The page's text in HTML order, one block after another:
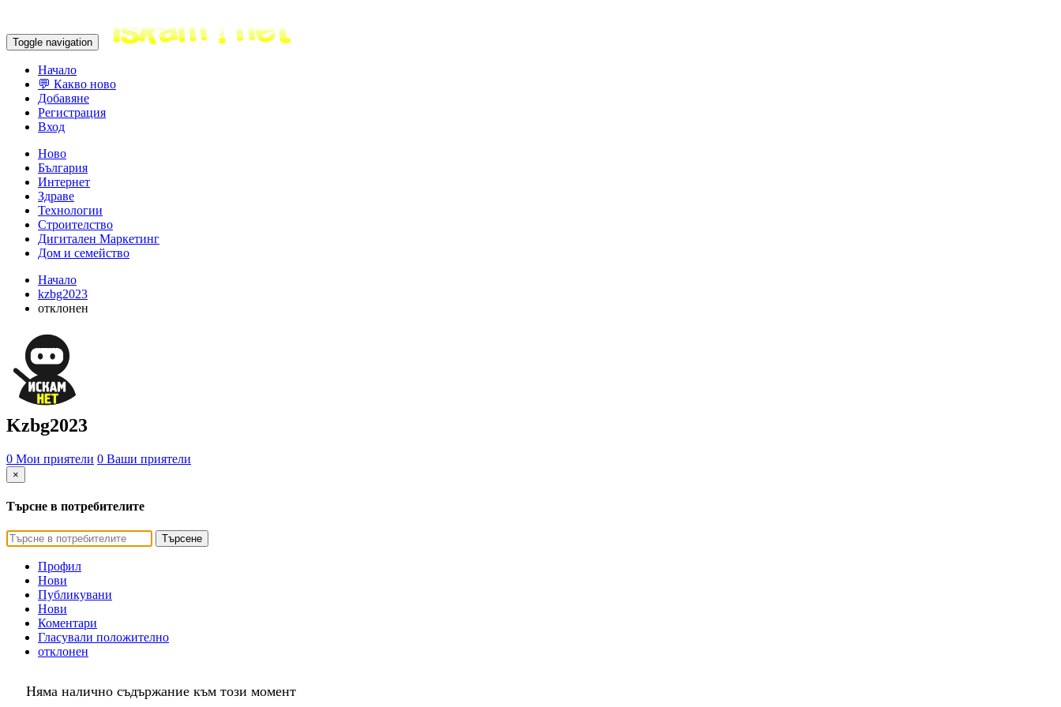
Toggle navigation
Начало
💬 Какво ново
Добавяне
Регистрация
Вход
Ново
България
Интернет
Здраве
Технологии
Строителство
Дигитален Маркетинг
Дом и семейство
Начало
kzbg2023
отклонен
Kzbg2023
0 Мои приятели 0 Ваши приятели
×
Търсне в потребителите
Търсене
Профил
Нови
Публикувани
Нови
Коментари
Гласували положително
отклонен
Няма налично съдържание към този момент